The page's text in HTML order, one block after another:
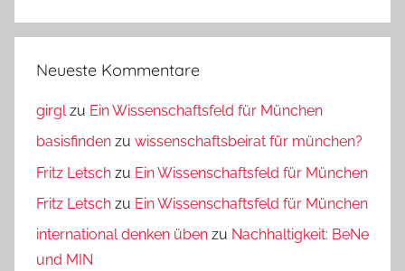
Neueste Kommentare
girglzu Ein Wissenschaftsfeld für München
basisfinden zu wissenschaftsbeirat für münchen?
Fritz Letsch zu Ein Wissenschaftsfeld für München
Fritz Letsch zu Ein Wissenschaftsfeld für München
international denken üben zu Nachhaltigkeit: BeNe
und MIN